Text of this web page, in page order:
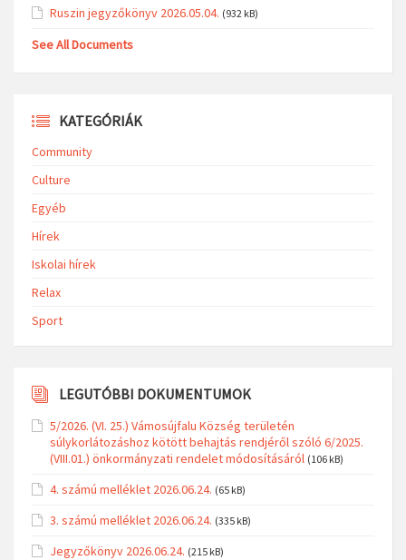
Ruszin jegyzőkönyv 2026.05.04. (932 kB)
See All Documents
KATEGÓRIÁK
Community
Culture
Egyéb
Hírek
Iskolai hírek
Relax
Sport
LEGUTÓBBI DOKUMENTUMOK
5/2026. (VI. 25.) Vámosújfalu Község területén
súlykorlátozáshoz kötött behajtás rendjéről szóló 6/2025.
(VIII.01.) önkormányzati rendelet módosításáról (106 kB)
4. számú melléklet 2026.06.24. (65 kB)
3. számú melléklet 2026.06.24. (335 kB)
Jegyzőkönyv 2026.06.24. (215 kB)